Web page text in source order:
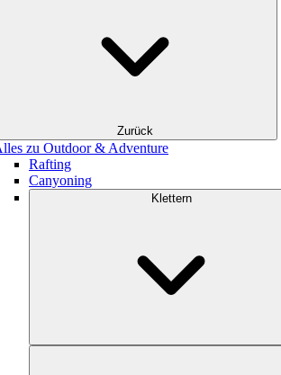
Zurück
zu Outdoor & Adventure
Rafting
Canyoning
Klettern